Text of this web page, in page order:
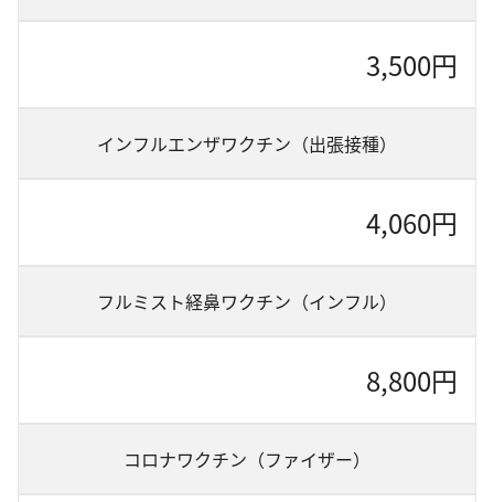
3,500円
インフルエンザワクチン（出張接種）
4,060円
フルミスト経鼻ワクチン（インフル）
8,800円
コロナワクチン（ファイザー）